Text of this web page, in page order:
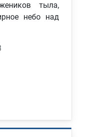
тыла,
небо над